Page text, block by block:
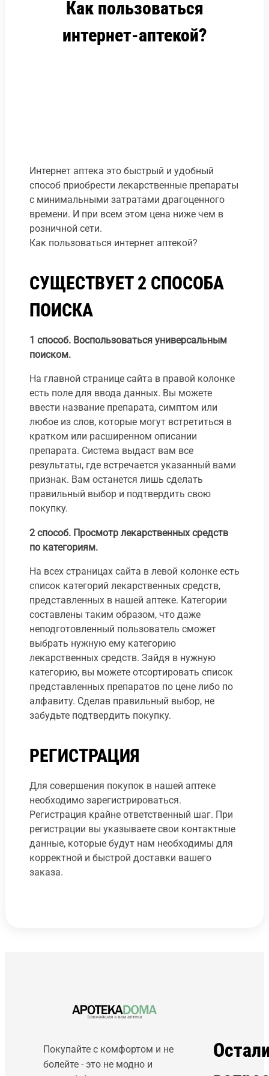
Как пользоваться
интернет-аптекой?
Интернет аптека это быстрый и удобный
способ приобрести лекарственные препараты
с минимальными затратами драгоценного
времени. И при всем этом цена ниже чем в
розничной сети.
Как пользоваться интернет аптекой?
СУЩЕСТВУЕТ 2 СПОСОБА
ПОИСКА
1 способ. Воспользоваться универсальным
поиском.
На главной странице сайта в правой колонке
есть поле для ввода данных. Вы можете
ввести название препарата, симптом или
любое из слов, которые могут встретиться в
кратком или расширенном описании
препарата. Система выдаст вам все
результаты, где встречается указанный вами
признак. Вам останется лишь сделать
правильный выбор и подтвердить свою
покупку.
2 способ. Просмотр лекарственных средств
по категориям.
На всех страницах сайта в левой колонке есть
список категорий лекарственных средств,
представленных в нашей аптеке. Категории
составлены таким образом, что даже
неподготовленный пользователь сможет
выбрать нужную ему категорию
лекарственных средств. Зайдя в нужную
категорию, вы можете отсортировать список
представленных препаратов по цене либо по
алфавиту. Сделав правильный выбор, не
забудьте подтвердить покупку.
РЕГИСТРАЦИЯ
Для совершения покупок в нашей аптеке
необходимо зарегистрироваться.
Регистрация крайне ответственный шаг. При
регистрации вы указываете свои контактные
данные, которые будут нам необходимы для
корректной и быстрой доставки вашего
заказа.
Покупайте с комфортом и не
болейте - это не модно и